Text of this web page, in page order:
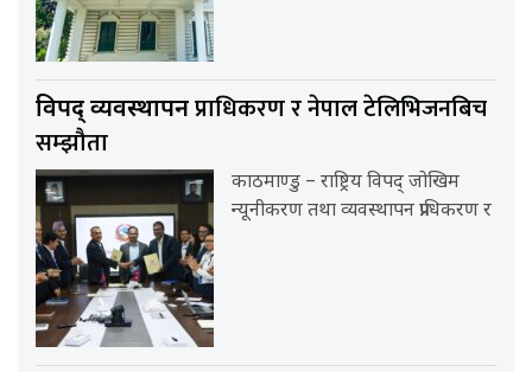
विपद् व्यवस्थापनप्राधिकरण र नेपाल टेलिभिजनबिच
सम्झौता
काठमाण्डु – राष्ट्रिय विपद् जोखिम
न्यूनीकरण तथा व्यवस्थापन प्राधिकरण र